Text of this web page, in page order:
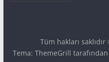
Tüm hakları
Tema: ThemeGrill tarafından